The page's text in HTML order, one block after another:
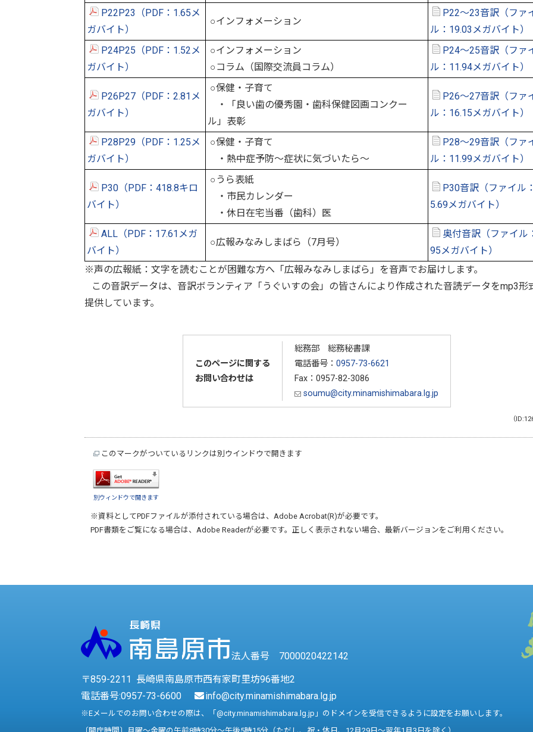
P22P23（PDF：1.65メ
ガバイト）
○インフォメーション
P22～23音訳（ファ
ル：19.03メガバイト）
P24P25（PDF：1.52メ
ガバイト）
○インフォメーション
○コラム（国際交流員コラム）
P24～25音訳（ファ
ル：11.94メガバイト）
P26P27（PDF：2.81メ
ガバイト）
○保健・子育て
・「良い歯の優秀園・歯科保健図画コンクー
ル」表彰
P26～27音訳（ファ
ル：16.15メガバイト）
P28P29（PDF：1.25メ
ガバイト）
○保健・子育て
・熱中症予防～症状に気づいたら～
P28～29音訳（ファ
ル：11.99メガバイト）
P30（PDF：418.8キロ
バイト）
○うら表紙
・市民カレンダー
・休日在宅当番（歯科）医
P30音訳（ファイル
5.69メガバイト）
ALL（PDF：17.61メガ
バイト）
○広報みなみしまばら（7月号）
奥付音訳（ファイル
95メガバイト）
※声の広報紙：文字を読むことが困難な方へ「広報みなみしまばら」を音声でお届けします。
この音訳データは、音訳ボランティア「うぐいすの会」の皆さんにより作成された音読データをmp3形
提供しています。
このページに関する
お問い合わせは
総務部 総務秘書課
電話番号： 0957-73-6621
Fax：0957-82-3086
soumu@city.minamishimabara.lg.jp
（
このマークがついているリンクは別ウインドウで開きます
別ウィンドウで開きます
※資料としてPDFファイルが添付されている場合は、 Adobe Acrobat(R)が必要です。
PDF書類をご覧になる場合は、 Adobe Readerが必要です。正しく表示されない場合、最新バージョンをご利用ください。
法人番号 7000020422142
〒859-2211 長崎県南島原市西有家町里坊96番地2
電話番号:0957-73-6600 info@city.minamishimabara.lg.jp
※Eメールでのお問い合わせの際は、「@city.minamishimabara.lg.jp」のドメインを受信できるように設定をお願いします。
〔開庁時間〕月曜～金曜の午前8時30分～午後5時15分（ただし、祝・休日、12月29日～翌年1月3日を除く）